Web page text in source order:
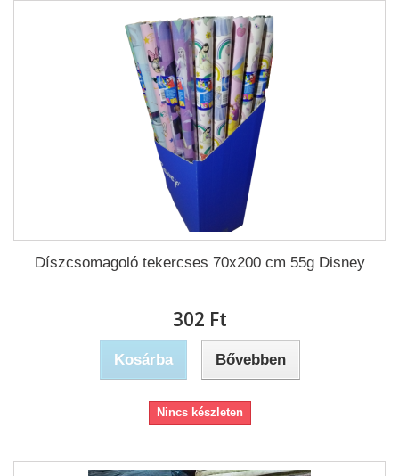
Díszcsomagoló tekercses 70x200 cm 55g Disney
302 Ft‎
Kosárba Bővebben
Nincs készleten